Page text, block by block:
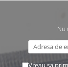
Nu
Vreau sa